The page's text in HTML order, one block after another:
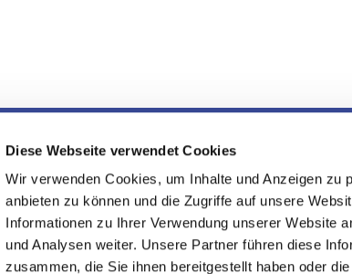
Diese Webseite verwendet Cookies
Wir verwenden Cookies, um Inhalte und Anzeigen zu
anbieten zu können und die Zugriffe auf unsere
Informationen zu Ihrer Verwendung unserer Website
und Analysen weiter. Unsere Partner führen diese
zusammen, die Sie ihnen bereitgestellt haben oder
Evangelische
Kontakt